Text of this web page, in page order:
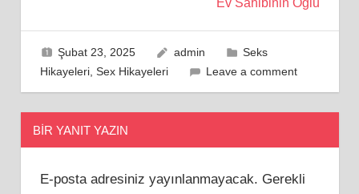
Şubat 23, 2025 admin
Seks
Hikayeleri, Sex Hikayeleri Leave a comment
BIR YANIT YAZIN
E-posta adresiniz yayınlanmayacak. Gerekli